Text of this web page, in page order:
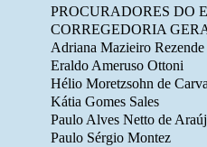
PROCURADORES DO
CORREGEDORIA
Adriana Mazieiro Rezende
Eraldo Ameruso Ottoni
Hélio Moretzsohn de
Kátia Gomes Sales
Paulo Alves Netto de
Paulo Sérgio Montez